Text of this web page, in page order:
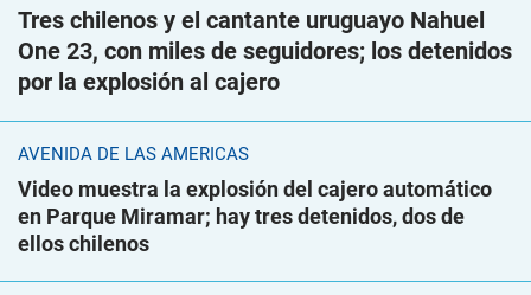
Tres chilenos y el cantante uruguayo Nahuel
One 23, con miles de seguidores; los detenidos
por la explosión al cajero
AVENIDA DE LAS AMÉRICAS
Video muestra la explosión del cajero automático
en Parque Miramar; hay tres detenidos, dos de
ellos chilenos